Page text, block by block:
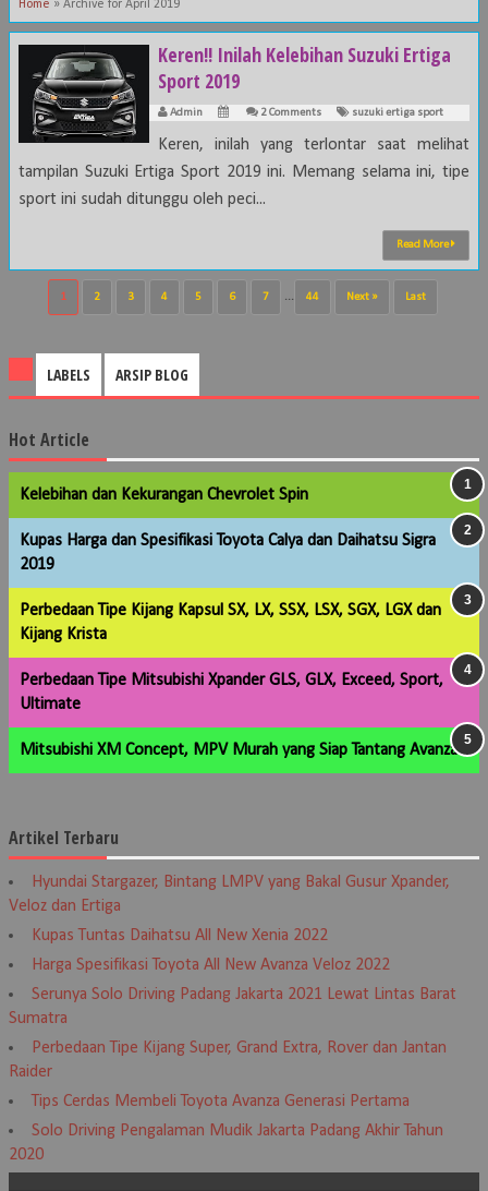
Home » Archive for April 2019
Keren!! Inilah Kelebihan Suzuki Ertiga
Sport 2019
Admin 2 Comments suzuki ertiga sport
Keren, inilah yang terlontar saat melihat
tampilan Suzuki Ertiga Sport 2019 ini. Memang selama ini, tipe
sport ini sudah ditunggu oleh peci...
Read More
1 2 3 4 5 6 7 ... 44 Next » Last
LABELS ARSIP BLOG
Hot Article
Kelebihan dan Kekurangan Chevrolet Spin
Kupas Harga dan Spesifikasi Toyota Calya dan Daihatsu Sigra
2019
Perbedaan Tipe Kijang Kapsul SX, LX, SSX, LSX, SGX, LGX dan
Kijang Krista
Perbedaan Tipe Mitsubishi Xpander GLS, GLX, Exceed, Sport,
Ultimate
Mitsubishi XM Concept, MPV Murah yang Siap Tantang Avanza
Artikel Terbaru
Hyundai Stargazer, Bintang LMPV yang Bakal Gusur Xpander,
Veloz dan Ertiga
Kupas Tuntas Daihatsu All New Xenia 2022
Harga Spesifikasi Toyota All New Avanza Veloz 2022
Serunya Solo Driving Padang Jakarta 2021 Lewat Lintas Barat
Sumatra
Perbedaan Tipe Kijang Super, Grand Extra, Rover dan Jantan
Raider
Tips Cerdas Membeli Toyota Avanza Generasi Pertama
Solo Driving Pengalaman Mudik Jakarta Padang Akhir Tahun
2020